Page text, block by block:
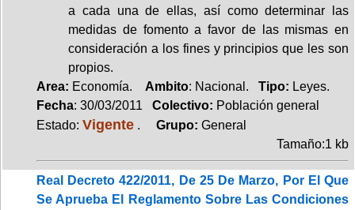
a cada una de ellas, así como determinar las
medidas de fomento a favor de las mismas en
consideración a los fines y principios que les son
propios.
Area: Economía. Ambito: Nacional. Tipo: Leyes.
Fecha: 30/03/2011 Colectivo: Población general
Estado: Vigente . Grupo: General
Tamaño:1 kb
Real Decreto 422/2011, De 25 De Marzo, Por El Que
Se Aprueba El Reglamento Sobre Las Condiciones